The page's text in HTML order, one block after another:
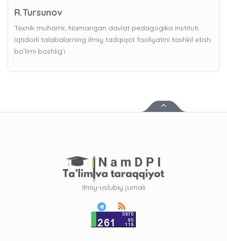
R.Tursunov
Texnik muharrir, Namangan davlat pedagogika instituti
Iqtidorli talabalarning ilmiy tadqiqot faoliyatini tashkil etish
bo'limi boshlig’i
Ilmiy-uslubiy jurnali